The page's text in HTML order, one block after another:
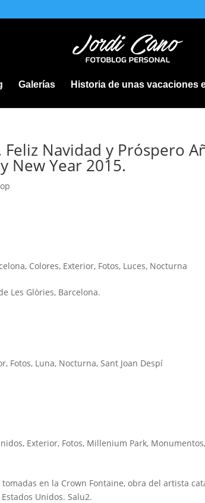
Galerías Historia de unas vacaciones
Navidad y Próspero
New Year 2015.
, Colores, Exterior, Fotos, Luces, Nocturna
Les Glòries, Barcelona.
, Fotos, Luna, Nocturna,Sant Joan Despí
, Exterior, Fotos, Millenium Park, Monumentos,
en la Crown Fontaine, obra del artista
Unidos. Salu2.